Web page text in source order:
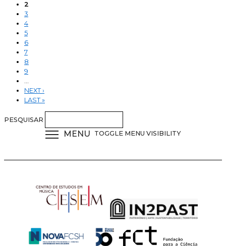
2
3
4
5
6
7
8
9
…
NEXT ›
LAST »
PESQUISAR
MENU TOGGLE MENU VISIBILITY